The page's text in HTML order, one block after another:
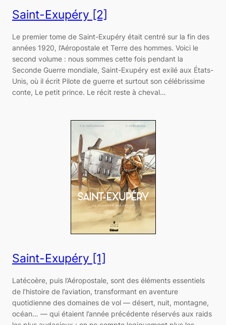
Saint-Exupéry [2]
Le premier tome de Saint-Exupéry était centré sur la fin des
années 1920, l’Aéropostale et Terre des hommes. Voici le
second volume : nous sommes cette fois pendant la
Seconde Guerre mondiale, Saint-Exupéry est exilé aux États-
Unis, où il écrit Pilote de guerre et surtout son célébrissime
conte, Le petit prince. Le récit reste à cheval…
Saint-Exupéry [1]
Latécoère, puis l’Aéropostale, sont des éléments essentiels
de l’histoire de l’aviation, transformant en aventure
quotidienne des domaines de vol — désert, nuit, montagne,
océan… — qui étaient l’année précédente réservés aux raids